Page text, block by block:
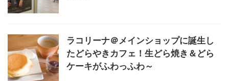
ラコリーナ＠メインショップに誕生し
たどらやきカフェ！生どら焼き＆どら
ケーキがふわっふわ～